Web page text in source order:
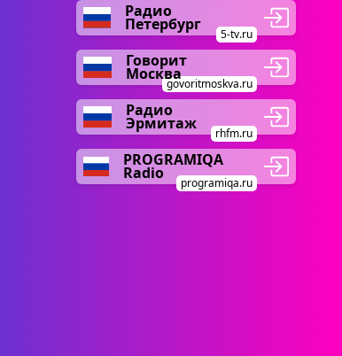
Радио
Петербург
5-tv.ru
Говорит
Москва
govoritmoskva.ru
Радио
Эрмитаж
rhfm.ru
PROGRAMIQA
Radio
programiqa.ru